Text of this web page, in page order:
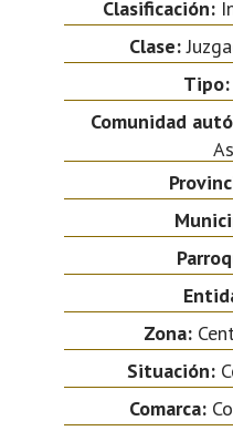
Clasificación:
Clase:
Tipo:
Comunidad
Zona:
Situación:
Comarca: